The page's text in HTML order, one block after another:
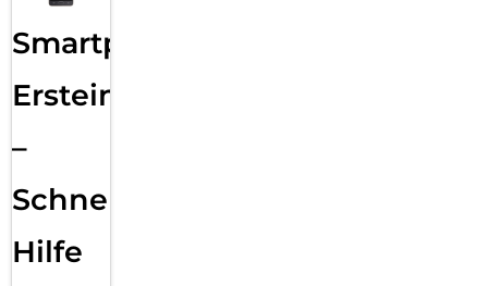
Smartphone
Ersteinrichtung
–
Schnelle
Hilfe